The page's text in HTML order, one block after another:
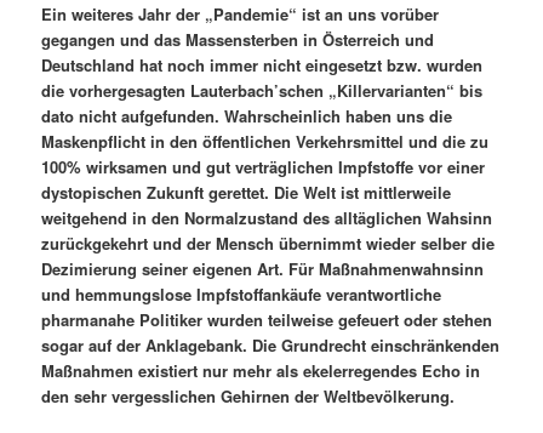
Ein weiteres Jahr der „Pandemie“ ist an uns vorüber
gegangen und das Massensterben in Österreich und
Deutschland hat noch immer nicht eingesetzt bzw. wurden
die vorhergesagten Lauterbach’schen „Killervarianten“ bis
dato nicht aufgefunden. Wahrscheinlich haben uns die
Maskenpflicht in den öffentlichen Verkehrsmittel und die zu
100% wirksamen und gut verträglichen Impfstoffe vor einer
dystopischen Zukunft gerettet. Die Welt ist mittlerweile
weitgehend in den Normalzustand des alltäglichen Wahsinn
zurückgekehrt und der Mensch übernimmt wieder selber die
Dezimierung seiner eigenen Art. Für Maßnahmenwahnsinn
und hemmungslose Impfstoffankäufe verantwortliche
pharmanahe Politiker wurden teilweise gefeuert oder stehen
sogar auf der Anklagebank. Die Grundrecht einschränkenden
Maßnahmen existiert nur mehr als ekelerregendes Echo in
den sehr vergesslichen Gehirnen der Weltbevölkerung.